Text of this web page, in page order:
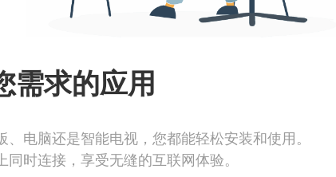
需求的应用
电脑还是智能电视，您都能轻松安装和使用。
时连接，享受无缝的互联网体验。